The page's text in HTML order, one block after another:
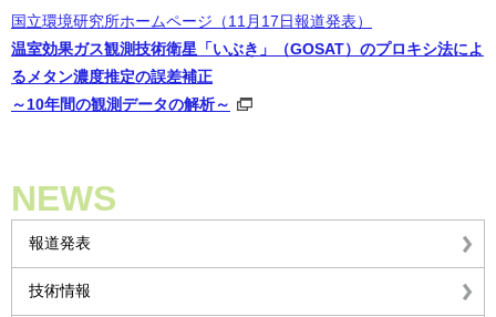
NEWS
報道発表
技術情報
国立環境研究所ホームページ（11月17日報道発表）
温室効果ガス観測技術衛星「いぶき」（GOSAT）のプロキシ法によ
るメタン濃度推定の誤差補正
～10年間の観測データの解析～